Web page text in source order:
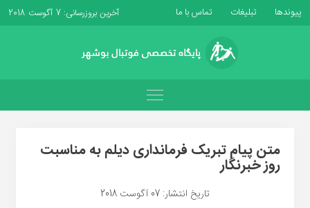
پیوندها تبلیغات تماس با ما آخرین بروزرسانی: 7 آگوست 2018
متن پیام تبریک فرمانداری دیلم به مناسبت
روز خبرنگار
تاریخ انتشار: 07 آگوست 2018